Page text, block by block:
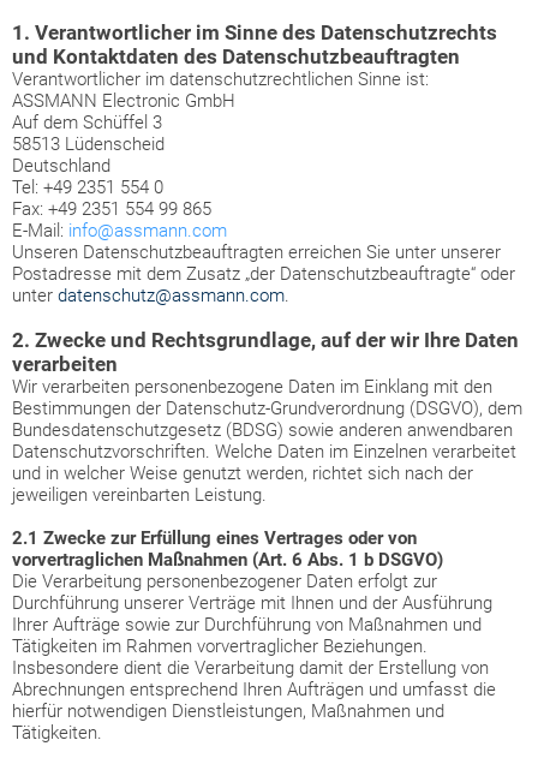
1. Verantwortlicher im Sinne des Datenschutzrechts
und Kontaktdaten des Datenschutzbeauftragten
Verantwortlicher im datenschutzrechtlichen Sinne ist:
ASSMANN Electronic GmbH
Auf dem Schüffel 3
58513 Lüdenscheid
Deutschland
Tel: +49 2351 554 0
Fax: +49 2351 554 99 865
E-Mail: info@assmann.com
Unseren Datenschutzbeauftragten erreichen Sie unter unserer
Postadresse mit dem Zusatz „der Datenschutzbeauftragte“ oder
unter datenschutz@assmann.com.
2. Zwecke und Rechtsgrundlage, auf der wir Ihre Daten
verarbeiten
Wir verarbeiten personenbezogene Daten im Einklang mit den
Bestimmungen der Datenschutz-Grundverordnung (DSGVO), dem
Bundesdatenschutzgesetz (BDSG) sowie anderen anwendbaren
Datenschutzvorschriften. Welche Daten im Einzelnen verarbeitet
und in welcher Weise genutzt werden, richtet sich nach der
jeweiligen vereinbarten Leistung.
2.1 Zwecke zur Erfüllung eines Vertrages oder von
vorvertraglichen Maßnahmen (Art. 6 Abs. 1 b DSGVO)
Die Verarbeitung personenbezogener Daten erfolgt zur
Durchführung unserer Verträge mit Ihnen und der Ausführung
Ihrer Aufträge sowie zur Durchführung von Maßnahmen und
Tätigkeiten im Rahmen vorvertraglicher Beziehungen.
Insbesondere dient die Verarbeitung damit der Erstellung von
Abrechnungen entsprechend Ihren Aufträgen und umfasst die
hierfür notwendigen Dienstleistungen, Maßnahmen und
Tätigkeiten.